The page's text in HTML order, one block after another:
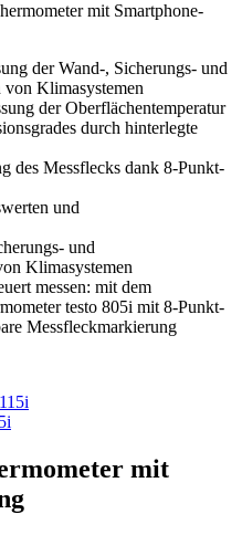
mit Smartphone-
der Wand-, Sicherungs- und
von Klimasystemen
der Oberflächentemperatur
durch hinterlegte
des Messflecks dank 8-Punkt-
und
und
Klimasystemen
messen: mit dem
testo 805i mit 8-Punkt-
Messfleckmarkierung
mit